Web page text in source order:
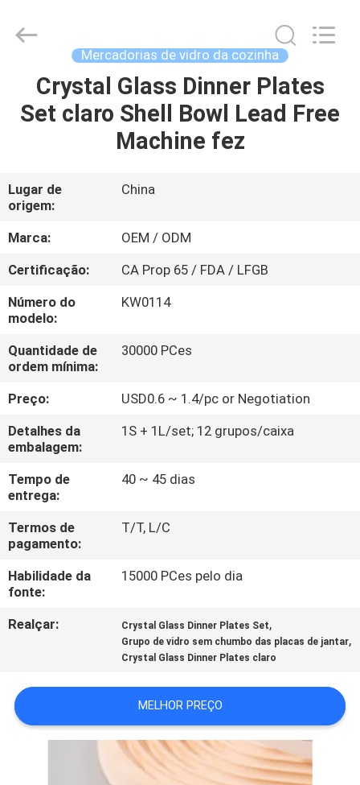
CASA
VÍDEOS
SOBRE
NÓS
EXCURSÃO
DA
FÁBRICA
CONTROLE
DA
QUALIDADE
CONTACTE-
NOS
DO
SITE
PRODUCTS
Mercadorias de vidro da cozinha
Crystal Glass Dinner Plates
Set claro Shell Bowl Lead Free
Machine fez
Lugar de
origem:
China
Marca:
OEM / ODM
Certificação:
CA Prop 65 / FDA / LFGB
Número do
modelo:
KW0114
Quantidade de
ordem mínima:
30000 PCes
Preço:
USD0.6 ~ 1.4/pc or Negotiation
Detalhes da
embalagem:
1S + 1L/set; 12 grupos/caixa
Tempo de
entrega:
40 ~ 45 dias
Termos de
pagamento:
T/T, L/C
Habilidade da
fonte:
15000 PCes pelo dia
Realçar: Crystal Glass Dinner Plates Set,
Grupo de vidro sem chumbo das placas de jantar,
Crystal Glass Dinner Plates claro
MELHOR PREÇO